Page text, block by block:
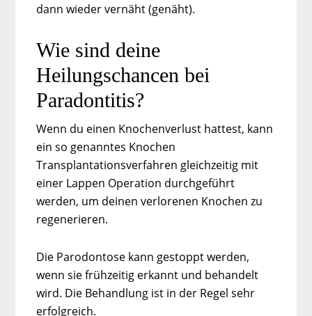
dann wieder vernäht (genäht).
Wie sind deine
Heilungschancen bei
Paradontitis?
Wenn du einen Knochenverlust hattest, kann
ein so genanntes Knochen
Transplantationsverfahren gleichzeitig mit
einer Lappen Operation durchgeführt
werden, um deinen verlorenen Knochen zu
regenerieren.
Die Parodontose kann gestoppt werden,
wenn sie frühzeitig erkannt und behandelt
wird. Die Behandlung ist in der Regel sehr
erfolgreich.